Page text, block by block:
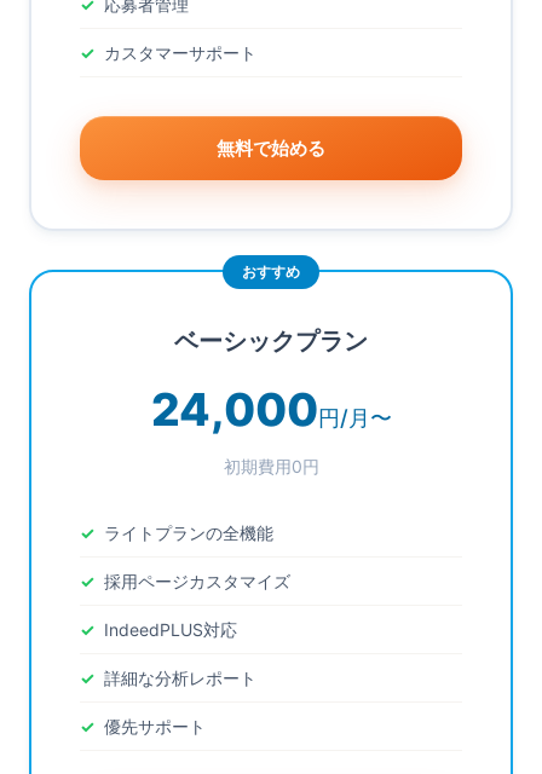
応募者管理
カスタマーサポート
無料で始める
ベーシックプラン
24,000円/月〜
初期費用0円
ライトプランの全機能
採用ページカスタマイズ
IndeedPLUS対応
詳細な分析レポート
優先サポート